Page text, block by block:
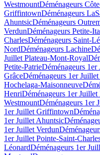
WestmountDéménageurs
GriffintownDéménageurs
AhuntsicDéménageurs
VerdunDéménageurs Petite-
CharlesDéménageurs Saint-
NordDéménageurs Lachine
Juillet Plateau-Mont-Royal
Petite-PatrieDéménageurs
GrâceDéménageurs 1er
Hochelaga-Maisonneuve
HenriDéménageurs 1er
WestmountDéménageurs 1er
1er Juillet Griffintown
1er Juillet Ahuntsic
1er Juillet Verdun
1er Juillet Pointe-Saint-
LéonardDéménageurs 1er